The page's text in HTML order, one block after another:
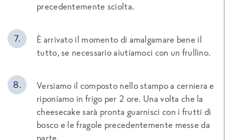
precedentemente sciolta.
È arrivato il momento di amalgamare bene il
tutto, se necessario aiutiamoci con un frullino.
Versiamo il composto nello stampo a cerniera e
riponiamo in frigo per 2 ore. Una volta che la
cheesecake sarà pronta guarnisci con i frutti di
bosco e le fragole precedentemente messe da